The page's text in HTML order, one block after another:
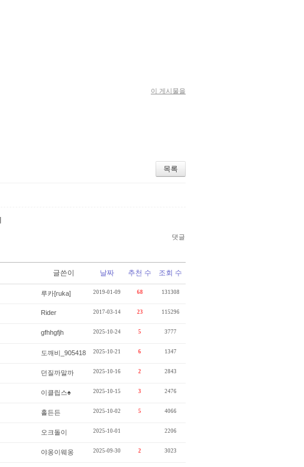
이 게시물을
목록
댓글
글쓴이 날짜 추천 수 조회 수
루카[ruka] 2019-01-09 68 131308
Rider 2017-03-14 23 115296
gfhhgfjh 2025-10-24 5 3777
도깨비_905418 2025-10-21 6 1347
던질까말까 2025-10-16 2 2843
이클립스♠ 2025-10-15 3 2476
홀든든 2025-10-02 5 4066
오크돌이 2025-10-01 2206
야옹이웨옹 2025-09-30 2 3023